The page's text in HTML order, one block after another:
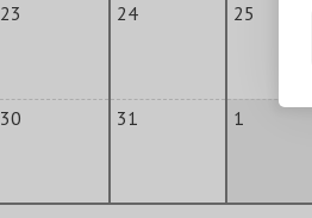
23 24 25
30 31 1